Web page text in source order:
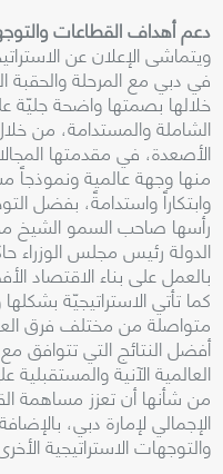
دعم أهداف القطاعات
ويتماشى الإعلان عن
في دبي مع المرحلة والحقبة
خلالها بصمتها واضحة جليّة
الشاملة والمستدامة، من
الأصعدة، في مقدمتها
منها وجهة عالمية ونموذجاً
وابتكاراً واستدامةً، بفضل
رأسها صاحب السمو الشيخ
الدولة رئيس مجلس الوزراء
بالعمل على بناء الاقتصاد
كما تأتي الاستراتيجيّة
متواصلة من مختلف فرق
أفضل النتائج التي تتوافق
العالمية الآنية
من شأنها أن تعزز مساهمة
الإجمالي لإمارة دبي،
والتوجهات الاستراتيجية